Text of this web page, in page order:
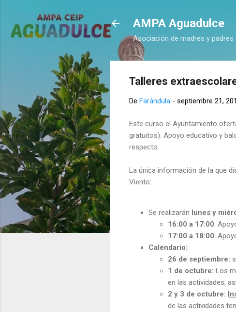
AMPA Aguadulce
Asociación de madres y padres
Talleres
De Farándula - septiembre 21,
Este curso el Ayuntamiento
gratuitos): Apoyo educativo y
respecto.
La única información de la que
Viento:
Se realizarán lunes y
16:00 a 17:00:
17:00 a 18:00:
Calendario:
26 de septiembre:
1 de octubre: Los
en las actividades,
2 y 3 de octubre:
de las actividades